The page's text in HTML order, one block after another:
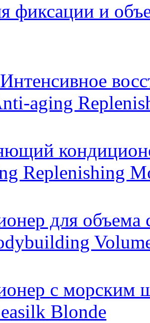
фиксации и
aging
Replenishing
для
с морским
Blonde